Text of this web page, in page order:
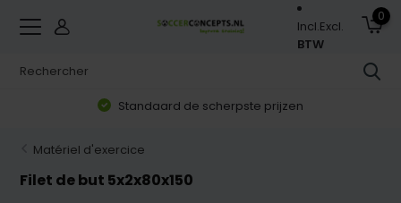
Incl.Excl.
BTW
0
Standaard de scherpste prijzen
Matériel d'exercice
Filet de but 5x2x80x150